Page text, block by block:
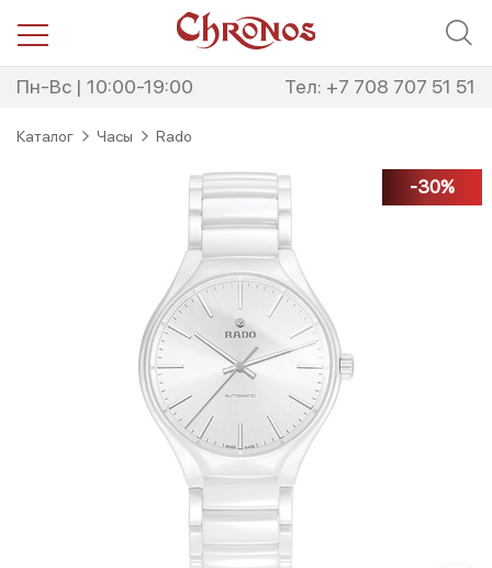
Пн-Вс | 10:00-19:00 Тел: +7 708 707 51 51
Каталог Часы Rado
-30%